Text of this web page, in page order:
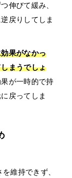
伸びて緩み、
戻りしてしま
果がなかっ
まうでしょ
が一時的で持
戻ってしま
維持できず、